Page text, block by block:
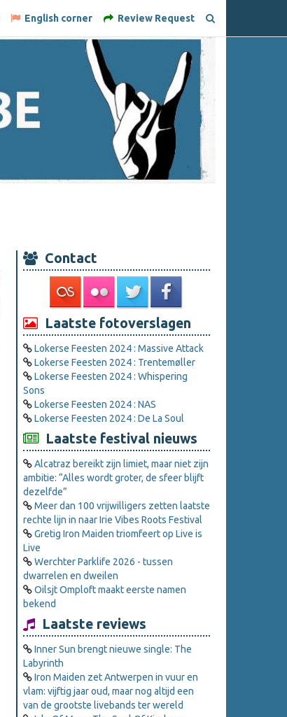
English corner Review Request
Contact
Laatste fotoverslagen
Lokerse Feesten 2024 : Massive Attack
Lokerse Feesten 2024 : Trentemøller
Lokerse Feesten 2024 : Whispering
Sons
Lokerse Feesten 2024 : NAS
Lokerse Feesten 2024 : De La Soul
Laatste festival nieuws
Alcatraz bereikt zijn limiet, maar niet zijn
ambitie: “Alles wordt groter, de sfeer blijft
dezelfde”
Meer dan 100 vrijwilligers zetten laatste
rechte lijn in naar Irie Vibes Roots Festival
Gretig Iron Maiden triomfeert op Live is
Live
Werchter Parklife 2026 - tussen
dwarrelen en dweilen
Oilsjt Omploft maakt eerste namen
bekend
Laatste reviews
Inner Sun brengt nieuwe single: The
Labyrinth
Iron Maiden zet Antwerpen in vuur en
vlam: vijftig jaar oud, maar nog altijd een
van de grootste livebands ter wereld